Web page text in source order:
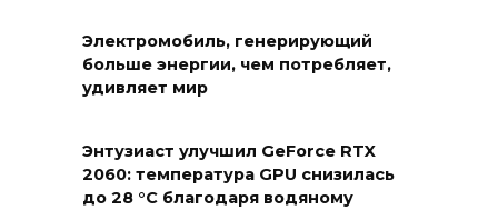
Электромобиль, генерирующий
больше энергии, чем потребляет,
удивляет мир
Энтузиаст улучшил GeForce RTX
2060: температура GPU снизилась
до 28 °C благодаря водяному